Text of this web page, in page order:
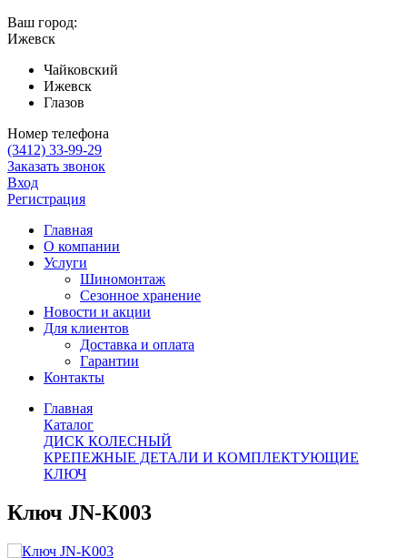
Ваш город:
Ижевск
Чайковский
Ижевск
Глазов
Номер телефона
(3412) 33-99-29
Заказать звонок
Вход
Регистрация
Главная
О компании
Услуги
Шиномонтаж
Сезонное хранение
Новости и акции
Для клиентов
Доставка и оплата
Гарантии
Контакты
Главная
Каталог
ДИСК КОЛЕСНЫЙ
КРЕПЕЖНЫЕ ДЕТАЛИ И КОМПЛЕКТУЮЩИЕ
КЛЮЧ
Ключ JN-K003